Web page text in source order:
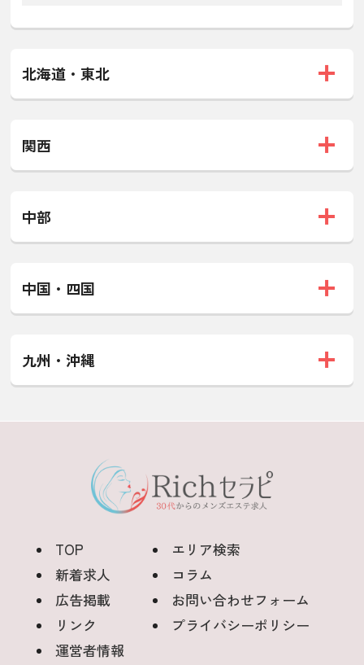
北海道・東北
関西
中部
中国・四国
九州・沖縄
TOP
エリア検索
新着求人
コラム
広告掲載
お問い合わせフォーム
リンク
プライバシーポリシー
運営者情報